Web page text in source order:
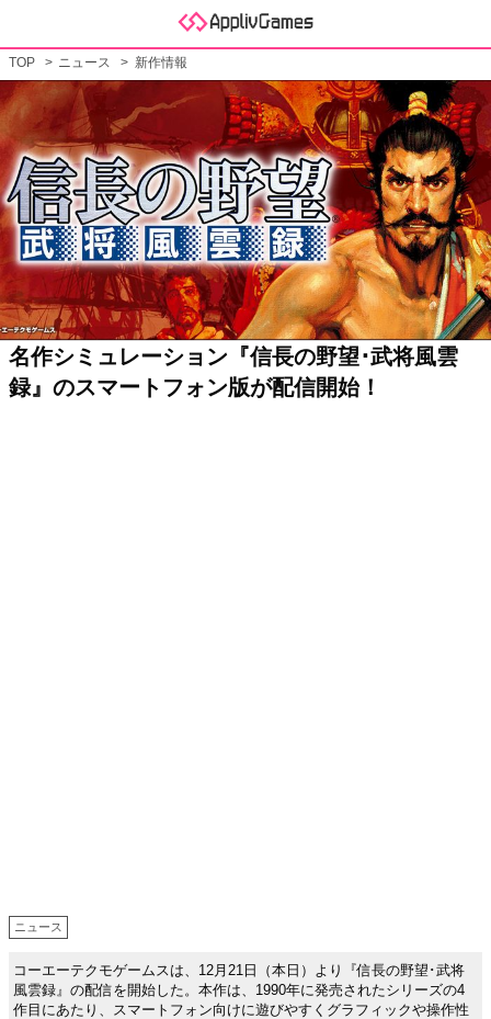
TOP ニュース 新作情報
名作シミュレーション『信長の野望･武将風雲
録』のスマートフォン版が配信開始！
ニュース
コーエーテクモゲームスは、12月21日（本日）より『信長の野望･武将
風雲録』の配信を開始した。本作は、1990年に発売されたシリーズの4
作目にあたり、スマートフォン向けに遊びやすくグラフィックや操作性